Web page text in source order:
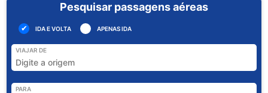
Pesquisar passagens aéreas
IDA E VOLTA APENAS IDA
VIAJAR DE
PARA